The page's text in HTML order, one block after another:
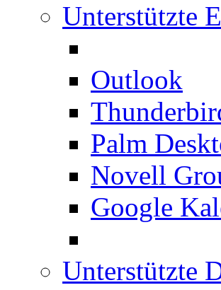
Unterstützte
Outlook
Palm
Novell
Google
Unterstützte